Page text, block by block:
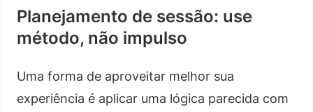
Planejamento de sessão: use
método, não impulso
Uma forma de aproveitar melhor sua
experiência é aplicar uma lógica parecida com